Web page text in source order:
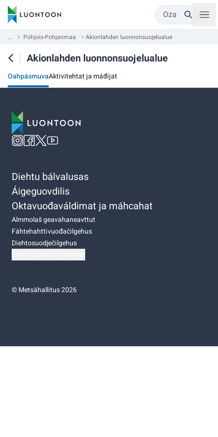
Oza
... Pohjois-Pohjanmaa Akionlahden luonnonsuojelualue
Akionlahden luonnonsuojelualue
OahpásmuvaAktivitehtat ja máđijat
Diehtu bálvalusas
Áigeguovdilis
Oktavuođaváldimat ja máhcahat
Almmolaš geavahaneavttut
Fáhtehahttivuođačilgehus
Diehtosuodječilgehus
©Metsähallitus 2026